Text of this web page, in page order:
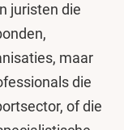
juristen die
maar
die
of die